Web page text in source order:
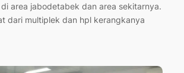
area jabodetabek dan area sekitarnya.
dari multiplek dan hpl kerangkanya